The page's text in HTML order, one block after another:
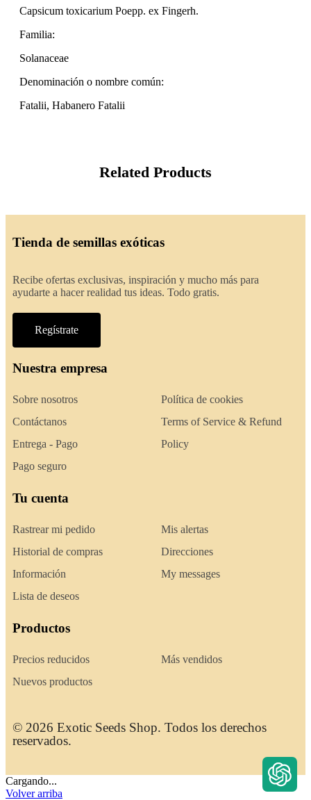
Capsicum toxicarium Poepp. ex Fingerh.
Familia:
Solanaceae
Denominación o nombre común:
Fatalii, Habanero Fatalii
Related Products
Tienda de semillas exóticas
Recibe ofertas exclusivas, inspiración y mucho más para
ayudarte a hacer realidad tus ideas. Todo gratis.
Regístrate
Nuestra empresa
Sobre nosotros
Contáctanos
Entrega - Pago
Pago seguro
Política de cookies
Terms of Service & Refund
Policy
Tu cuenta
Rastrear mi pedido
Historial de compras
Información
Lista de deseos
Mis alertas
Direcciones
My messages
Productos
Precios reducidos
Nuevos productos
Más vendidos
© 2026 Exotic Seeds Shop. Todos los derechos
reservados.
Cargando...
Volver arriba